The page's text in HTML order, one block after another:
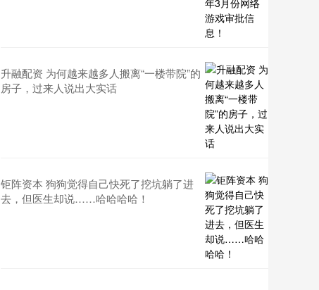
升融配资 为何越来越多人搬离“一楼带院”的
房子，过来人说出大实话
钜阵资本 狗狗觉得自己快死了挖坑躺了进
去，但医生却说……哈哈哈哈！